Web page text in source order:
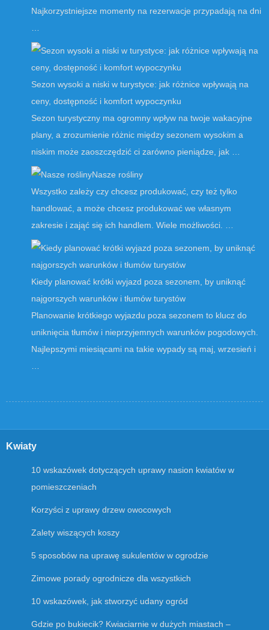
Najkorzystniejsze momenty na rezerwacje przypadają na dni
Sezon wysoki a niski w turystyce: jak różnice wpływają na
ceny, dostępność i komfort wypoczynku
Sezon turystyczny ma ogromny wpływ na twoje wakacyjne
plany, a zrozumienie różnic między sezonem wysokim a
niskim może zaoszczędzić ci zarówno pieniądze, jak …
Nasze rośliny
Wszystko zależy czy chcesz produkować, czy też tylko
handlować, a może chcesz produkować we własnym
zakresie i zająć się ich handlem. Wiele możliwości. …
Kiedy planować krótki wyjazd poza sezonem, by uniknąć
najgorszych warunków i tłumów turystów
Planowanie krótkiego wyjazdu poza sezonem to klucz do
uniknięcia tłumów i nieprzyjemnych warunków pogodowych.
Najlepszymi miesiącami na takie wypady są maj, wrzesień i
Kwiaty
10 wskazówek dotyczących uprawy nasion kwiatów w
pomieszczeniach
Korzyści z uprawy drzew owocowych
Zalety wiszących koszy
5 sposobów na uprawę sukulentów w ogrodzie
Zimowe porady ogrodnicze dla wszystkich
10 wskazówek, jak stworzyć udany ogród
Gdzie po bukiecik? Kwiaciarnie w dużych miastach –